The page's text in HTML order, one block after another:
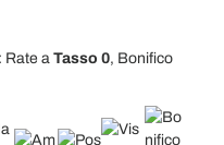
Rate a Tasso 0, Bonifico